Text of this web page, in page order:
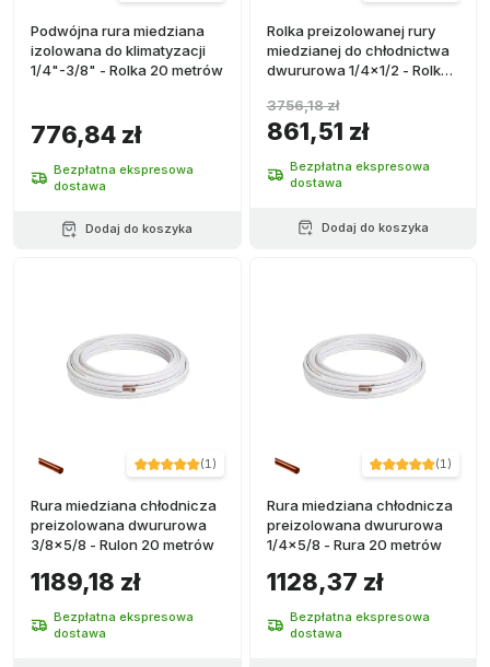
Podwójna rura miedziana
izolowana do klimatyzacji
1/4"-3/8" - Rolka 20 metrów
776,84 zł
Bezpłatna ekspresowa
dostawa
Dodaj do koszyka
Rolka preizolowanej rury
miedzianej do chłodnictwa
dwururowa 1/4x1/2 - Rolka
861,51 zł
3756,18 zł
Bezpłatna ekspresowa
dostawa
Dodaj do koszyka
(1)
Rura miedziana chłodnicza
preizolowana dwururowa
3/8x5/8 - Rulon 20 metrów
1189,18 zł
Bezpłatna ekspresowa
dostawa
(1)
Rura miedziana chłodnicza
preizolowana dwururowa
1/4x5/8 - Rura 20 metrów
1128,37 zł
Bezpłatna ekspresowa
dostawa